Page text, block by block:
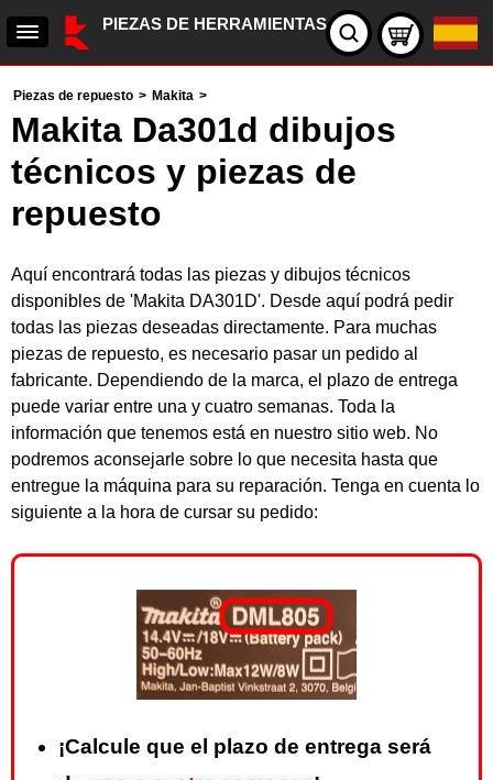
PIEZAS DE HERRAMIENTAS
Piezas de repuesto > Makita >
Makita Da301d dibujos
técnicos y piezas de
repuesto
Aquí encontrará todas las piezas y dibujos técnicos
disponibles de 'Makita DA301D'. Desde aquí podrá pedir
todas las piezas deseadas directamente. Para muchas
piezas de repuesto, es necesario pasar un pedido al
fabricante. Dependiendo de la marca, el plazo de entrega
puede variar entre una y cuatro semanas. Toda la
información que tenemos está en nuestro sitio web. No
podremos aconsejarle sobre lo que necesita hasta que
entregue la máquina para su reparación. Tenga en cuenta lo
siguiente a la hora de cursar su pedido:
¡Calcule que el plazo de entrega será